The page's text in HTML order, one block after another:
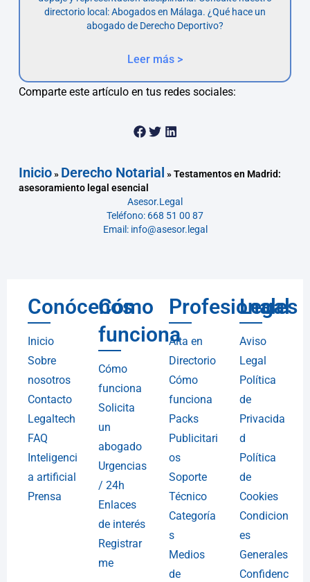
directorio local: Abogados en Málaga. ¿Qué hace un
abogado de Derecho Deportivo?
Leer más >
Comparte este artículo en tus redes sociales:
Inicio» Derecho Notarial »Testamentos en Madrid:
asesoramiento legal esencial
Asesor.Legal
Teléfono: 668 51 00 87
Email: info@asesor.legal
Conócenos
Inicio
Sobre
nosotros
Contacto
Legaltech
FAQ
Inteligenci
a artificial
Prensa
Cómo
funciona
Cómo
funciona
Solicita
un
abogado
Urgencias
/ 24h
Enlaces
de interés
Registrar
me
Profesionales
Alta en
Directorio
Cómo
funciona
Packs
Publicitari
os
Soporte
Técnico
Categoría
s
Medios
de
Legal
Aviso
Legal
Política
de
Privacida
d
Política
de
Cookies
Condicion
es
Generales
Confidenc